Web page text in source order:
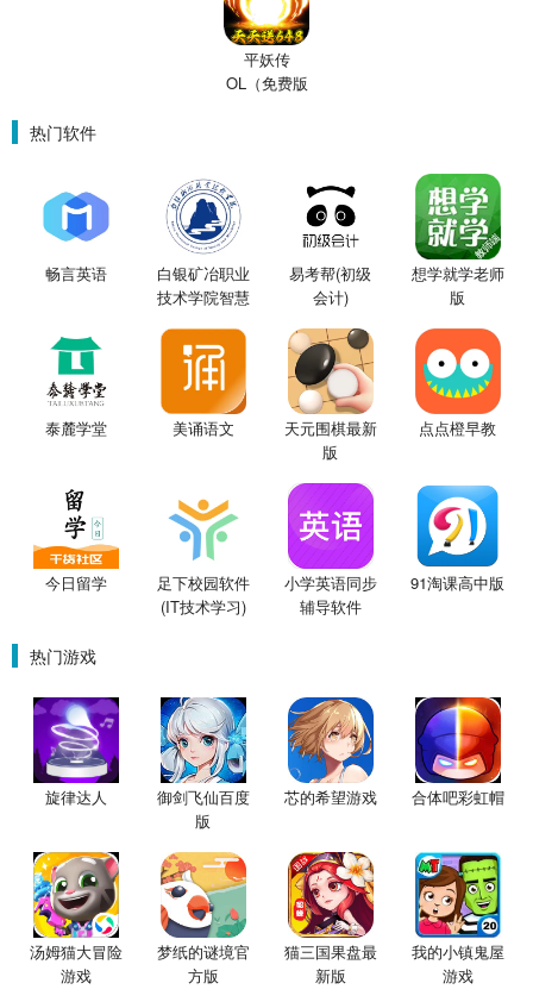
平妖传
OL（免费版
热门软件
畅言英语
白银矿冶职业
技术学院智慧
易考帮(初级
会计)
想学就学老师
版
泰麓学堂 美诵语文
天元围棋最新
版
点点橙早教
今日留学
足下校园软件
(IT技术学习)
小学英语同步
辅导软件
91淘课高中版
热门游戏
旋律达人
御剑飞仙百度
版
芯的希望游戏 合体吧彩虹帽
汤姆猫大冒险
游戏
梦纸的谜境官
方版
猫三国果盘最
新版
我的小镇鬼屋
游戏